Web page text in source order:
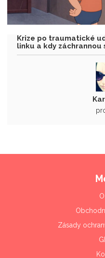
Krize po traumatické
linku a kdy záchrannou
Zásady